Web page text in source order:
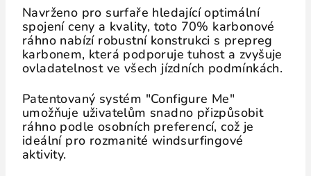
Navrženo pro surfaře hledající optimální
spojení ceny a kvality, toto 70% karbonové
ráhno nabízí robustní konstrukci s prepreg
karbonem, která podporuje tuhost a zvyšuje
ovladatelnost ve všech jízdních podmínkách.
Patentovaný systém "Configure Me"
umožňuje uživatelům snadno přizpůsobit
ráhno podle osobních preferencí, což je
ideální pro rozmanité windsurfingové
aktivity.